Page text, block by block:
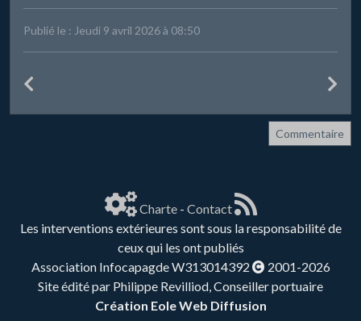
Publié le : Jeudi 9 avril 2026 à 08:50
Commentaire
Charte- Contact
Les interventions extérieures sont sous la responsabilité de
ceux qui les ont publiés
Association Infocapagde W313014392
2001-2026
Site édité par Philippe Revilliod, Conseiller portuaire
Création Eole Web Diffusion